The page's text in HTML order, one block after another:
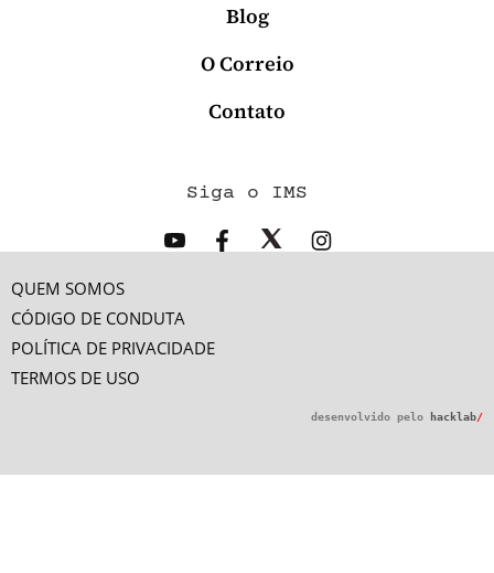
Blog
O Correio
Contato
Siga o IMS
QUEM SOMOS
CÓDIGO DE CONDUTA
POLÍTICA DE PRIVACIDADE
TERMOS DE USO
desenvolvido pelo hacklab/